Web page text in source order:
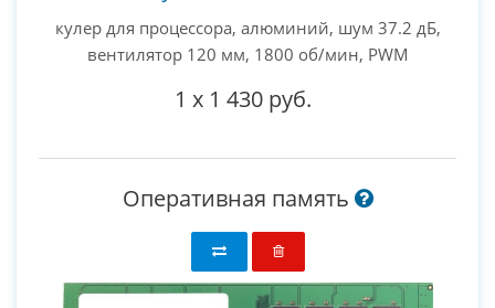
кулер для процессора, алюминий, шум 37.2 дБ,
вентилятор 120 мм, 1800 об/мин, PWM
1 x 1 430 руб.
Оперативная память